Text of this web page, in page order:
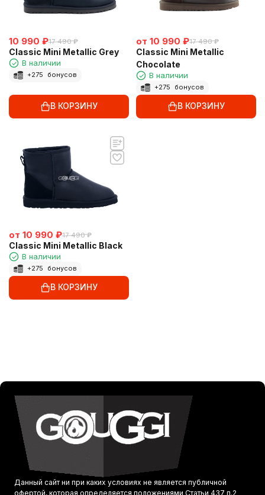
10 990 ₽17 490 ₽
Classic Mini Metallic Grey
В наличии
+275 бонусов
В КОРЗИНУ
от 10 990 ₽17 490 ₽
Classic Mini Metallic
Chocolate
В наличии
+275 бонусов
В КОРЗИНУ
от 10 990 ₽17 490 ₽
Classic Mini Metallic Black
В наличии
+275 бонусов
В КОРЗИНУ
Данный сайт ни при каких условиях не является публичной
офертой, которая определяется положениями Статьи 437 п.2